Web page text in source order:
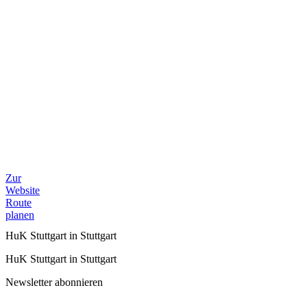
Zur
Website
Route
planen
HuK Stuttgart in Stuttgart
HuK Stuttgart in Stuttgart
Newsletter abonnieren